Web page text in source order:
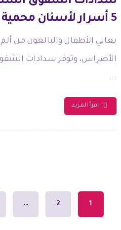
5 أسرار لأسنان محمية
يعاني الأطفال والبالغون من
الأضراس، وتوفر سدادات
...
اقرأ المزيد
1
2
…